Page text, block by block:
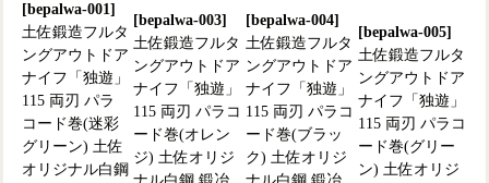
[bepalwa-001]
土佐鍛造フルタ
ングアウトドア
ナイフ「独遊」
115 両刃 パラ
コード巻(迷彩
グリーン) 土佐
オリジナル白鋼
[bepalwa-003]
土佐鍛造フルタ
ングアウトドア
ナイフ「独遊」
115 両刃 パラコ
ード巻(オレン
ジ) 土佐オリジ
[bepalwa-004]
土佐鍛造フルタ
ングアウトドア
ナイフ「独遊」
115 両刃 パラコ
ード巻(ブラッ
ク) 土佐オリジ
[bepalwa-005]
土佐鍛造フルタ
ングアウトドア
ナイフ「独遊」
115 両刃 パラコ
ード巻(グリー
ン) 土佐オリジ